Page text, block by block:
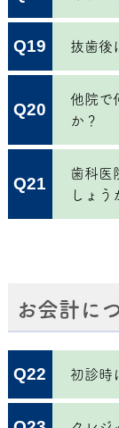
Q19 抜歯後
Q20
他院で
か？
Q21
歯科医
しょう
お会計に
Q22 初診時